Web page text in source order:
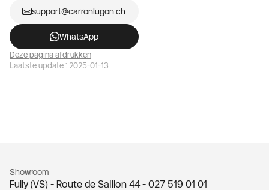
support@carronlugon.ch
WhatsApp
Deze pagina afdrukken
Laatste update : 2025-01-13
Showroom
Fully (VS) - Route de Saillon 44 - 027 519 01 01